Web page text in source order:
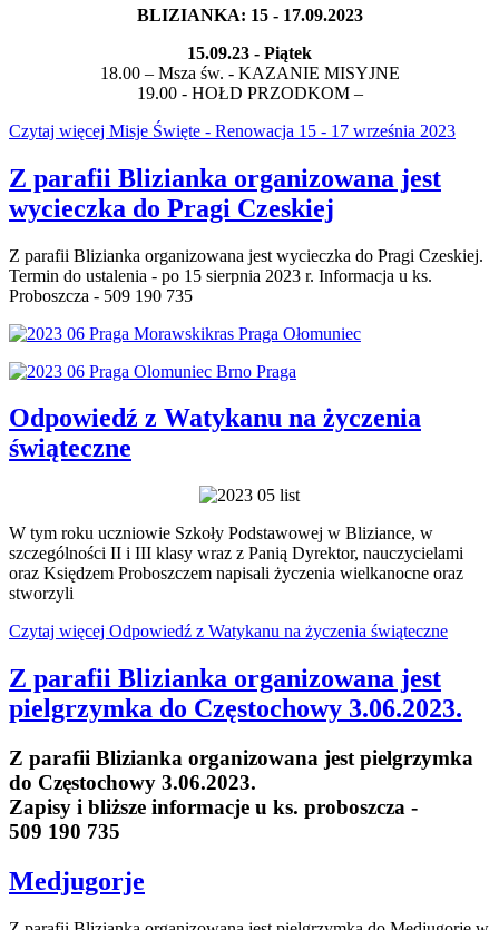
BLIZIANKA: 15 - 17.09.2023
15.09.23 - Piątek
18.00 – Msza św. - KAZANIE MISYJNE
19.00 - HOŁD PRZODKOM –
Czytaj więcej Misje Święte - Renowacja 15 - 17 września 2023
Z parafii Blizianka organizowana jest
wycieczka do Pragi Czeskiej
Z parafii Blizianka organizowana jest wycieczka do Pragi Czeskiej.
Termin do ustalenia - po 15 sierpnia 2023 r. Informacja u ks.
Proboszcza - 509 190 735
Odpowiedź z Watykanu na życzenia
świąteczne
W tym roku uczniowie Szkoły Podstawowej w Bliziance, w
szczególności II i III klasy wraz z Panią Dyrektor, nauczycielami
oraz Księdzem Proboszczem napisali życzenia wielkanocne oraz
stworzyli
Czytaj więcej Odpowiedź z Watykanu na życzenia świąteczne
Z parafii Blizianka organizowana jest
pielgrzymka do Częstochowy 3.06.2023.
Z parafii Blizianka organizowana jest pielgrzymka
do Częstochowy 3.06.2023.
Zapisy i bliższe informacje u ks. proboszcza -
509 190 735
Medjugorje